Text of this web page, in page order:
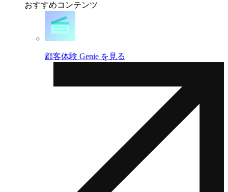
おすすめコンテンツ
顧客体験 Genie を見る